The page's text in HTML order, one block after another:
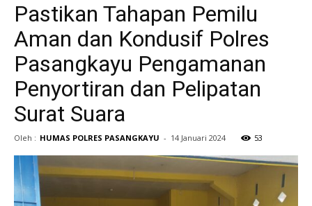
Pastikan Tahapan Pemilu
Aman dan Kondusif Polres
Pasangkayu Pengamanan
Penyortiran dan Pelipatan
Surat Suara
Oleh : HUMAS POLRES PASANGKAYU - 14 Januari 2024 53